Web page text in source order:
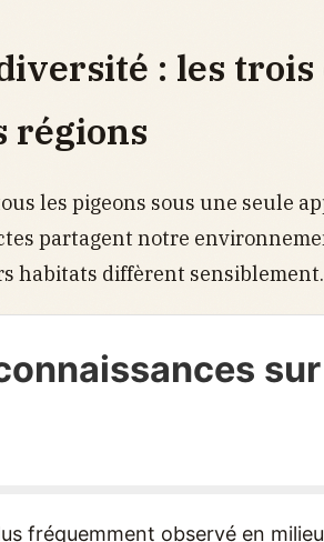
: les trois
régions
les pigeons sous une seule
partagent notre
habitats diffèrent sensiblement.
fréquemment observé en